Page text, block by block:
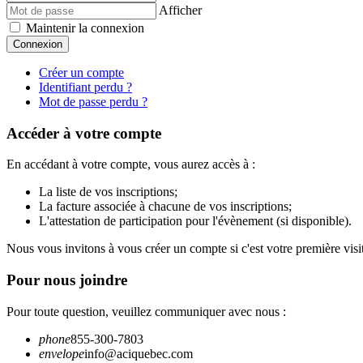
Afficher
Maintenir la connexion
Connexion
Créer un compte
Identifiant perdu ?
Mot de passe perdu ?
Accéder à votre compte
En accédant à votre compte, vous aurez accès à :
La liste de vos inscriptions;
La facture associée à chacune de vos inscriptions;
L'attestation de participation pour l'évènement (si disponible).
Nous vous invitons à vous créer un compte si c'est votre première
Pour nous joindre
Pour toute question, veuillez communiquer avec nous :
phone855-300-7803
envelopeinfo@aciquebec.com